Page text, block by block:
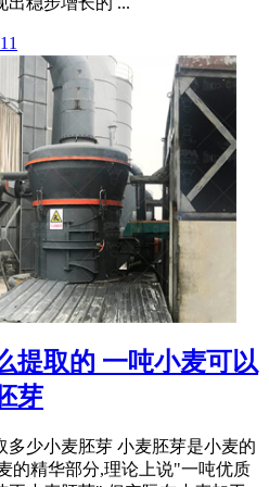
提取的 一吨小麦可以
芽
多少小麦胚芽 小麦胚芽是小麦的
的精华部分,理论上说"一吨优质